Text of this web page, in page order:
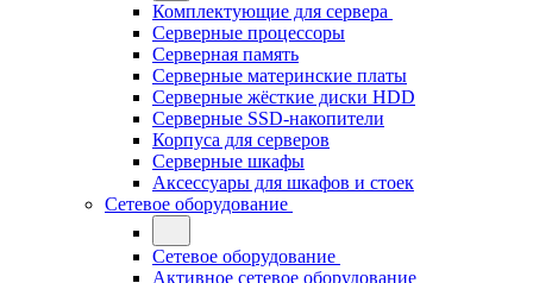
Комплектующие для сервера
Серверные процессоры
Серверная память
Серверные материнские платы
Серверные жёсткие диски HDD
Серверные SSD-накопители
Корпуса для серверов
Серверные шкафы
Аксессуары для шкафов и стоек
Сетевое оборудование
Сетевое оборудование
Активное сетевое оборудование